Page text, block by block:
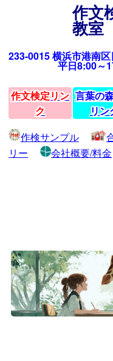
作文
教室
233-0015 横浜市港南
平日8:00～
作文検定リン
ク
言葉の
リン
作検サンプル
リー
会社概要/料金